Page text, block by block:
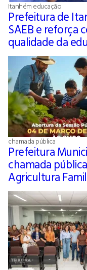
Itanhém educação
Prefeitura de
SAEB e reforça
qualidade da
chamada pública
Prefeitura
chamada
Agricultura